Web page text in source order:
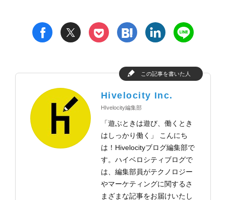
f t p h l n
この記事を書いた人
Hivelocity Inc.
HIvelocity編集部
「遊ぶときは遊び、働くとき
はしっかり働く」 こんにち
は！Hivelocityブログ編集部で
す。ハイベロシティブログで
は、編集部員がテクノロジー
やマーケティングに関するさ
まざまな記事をお届けいたし